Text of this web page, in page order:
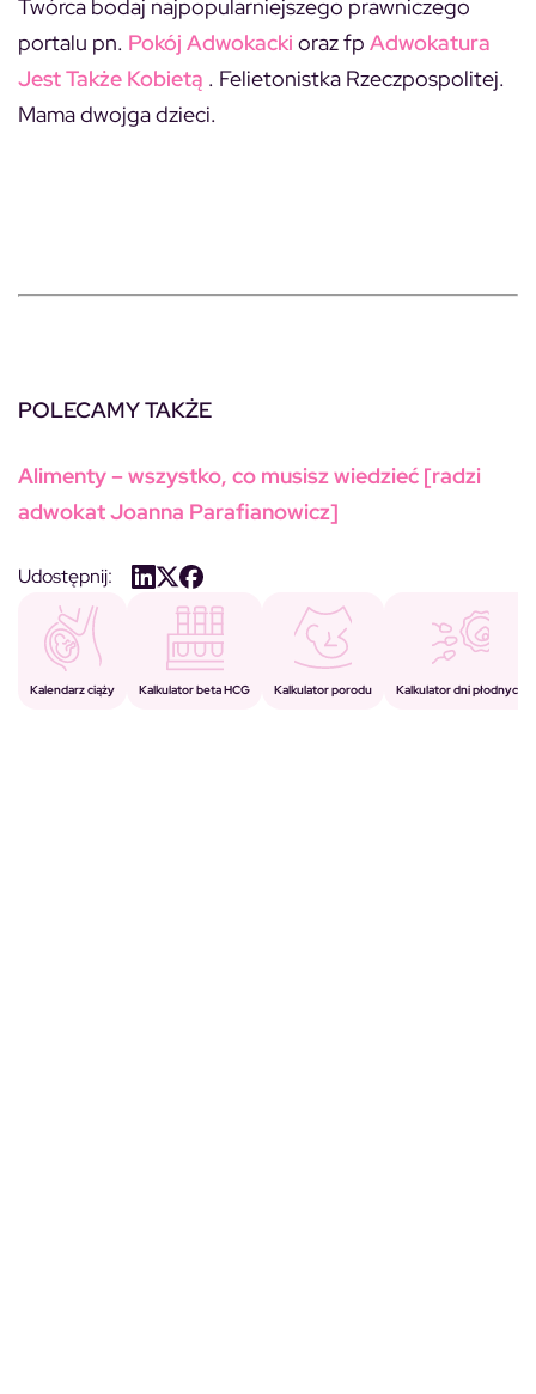
Twórca bodaj najpopularniejszego prawniczego
portalu pn. Pokój Adwokacki oraz fp Adwokatura
Jest Także Kobietą . Felietonistka Rzeczpospolitej.
Mama dwojga dzieci.
POLECAMY TAKŻE
Alimenty – wszystko, co musisz wiedzieć [radzi
adwokat Joanna Parafianowicz]
Udostępnij:
Kalendarz ciąży Kalkulator beta HCG Kalkulator porodu Kalkulator dni płodnych